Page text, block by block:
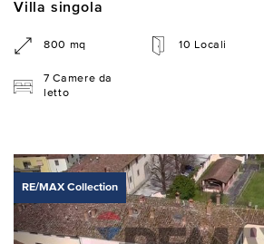
Villa singola
800 mq 10 Locali
7 Camere da
letto
RE/MAX Collection